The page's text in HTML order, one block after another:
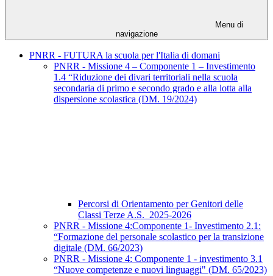
Menu di
navigazione
PNRR - FUTURA la scuola per l'Italia di domani
PNRR - Missione 4 – Componente 1 – Investimento
1.4 “Riduzione dei divari territoriali nella scuola
secondaria di primo e secondo grado e alla lotta alla
dispersione scolastica (DM. 19/2024)
Percorsi di Orientamento per Genitori delle
Classi Terze A.S. ​ 2025-2026
PNRR - Missione 4:Componente 1- Investimento 2.1:
“Formazione del personale scolastico per la transizione
digitale (DM. 66/2023)
PNRR - Missione 4: Componente 1 - investimento 3.1
“Nuove competenze e nuovi linguaggi" (DM. 65/2023)